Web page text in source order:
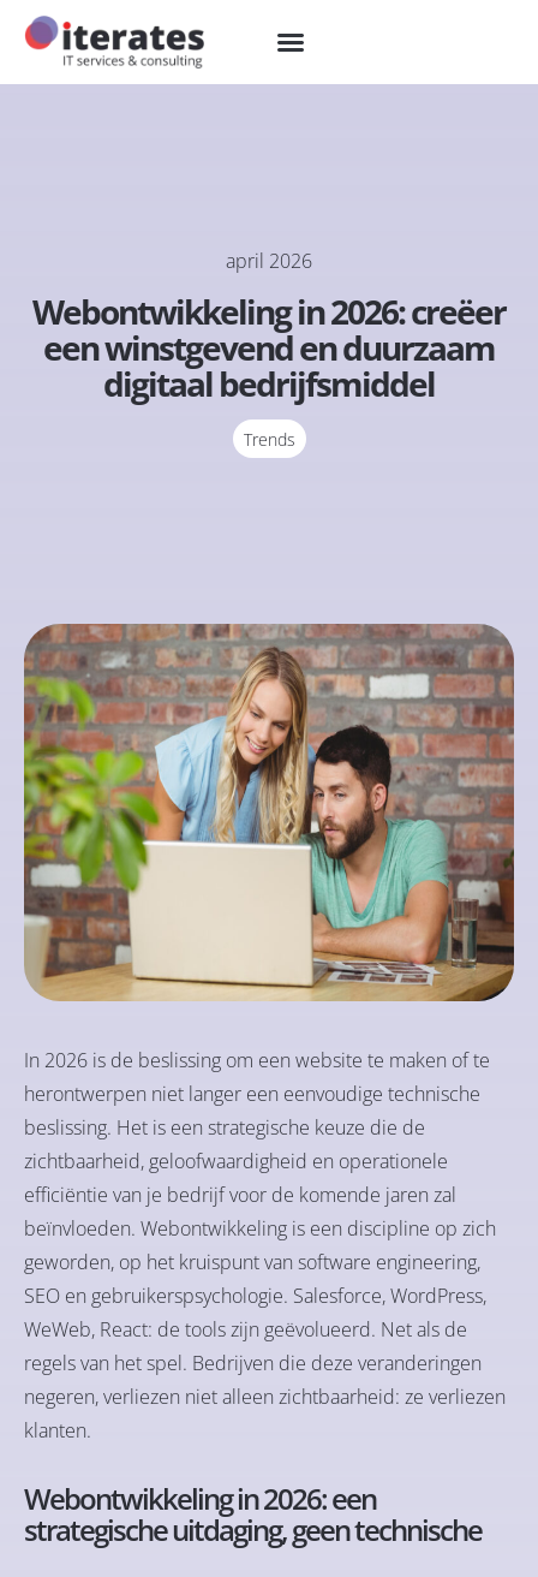
april 2026
Webontwikkeling in 2026: creëer
een winstgevend en duurzaam
digitaal bedrijfsmiddel
Trends
In 2026 is de beslissing om een website te maken of te
herontwerpen niet langer een eenvoudige technische
beslissing. Het is een strategische keuze die de
zichtbaarheid, geloofwaardigheid en operationele
efficiëntie van je bedrijf voor de komende jaren zal
beïnvloeden. Webontwikkeling is een discipline op zich
geworden, op het kruispunt van software engineering,
SEO en gebruikerspsychologie. Salesforce, WordPress,
WeWeb, React: de tools zijn geëvolueerd. Net als de
regels van het spel. Bedrijven die deze veranderingen
negeren, verliezen niet alleen zichtbaarheid: ze verliezen
klanten.
Webontwikkeling in 2026: een
strategische uitdaging, geen technische